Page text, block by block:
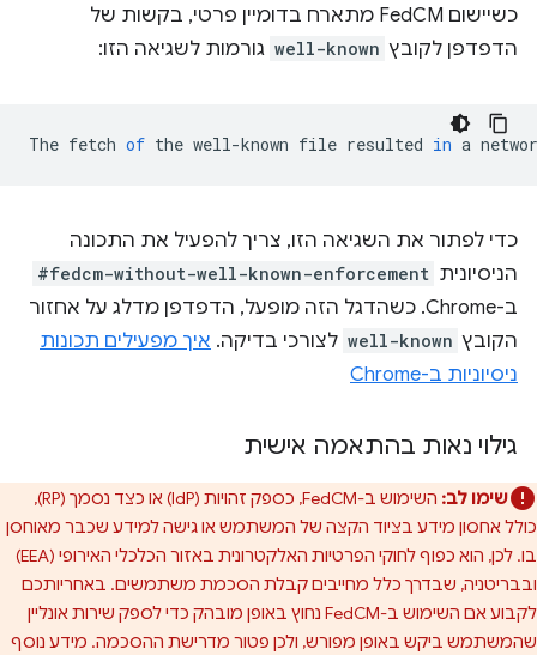
כשיישום FedCM מתארח בדומיין פרטי, בקשות של
הדפדפן לקובץ well-known גורמות לשגיאה הזו:
The fetch of the well-known file resulted in a
כדי לפתור את השגיאה הזו, צריך להפעיל את התכונה
הניסיונית #fedcm-without-well-known-enforcement
ב-Chrome. כשהדגל הזה מופעל, הדפדפן מדלג על אחזור
הקובץ well-known לצורכי בדיקה. איך מפעילים תכונות
ניסיוניות ב-Chrome
גילוי נאות בהתאמה אישית
שימו לב:
השימוש ב-FedCM, כספק זהויות (IdP) או כצד נסמך (RP),
כולל אחסון מידע בציוד הקצה של המשתמש או גישה למידע שכבר מאוחסן
בו. לכן, הוא כפוף לחוקי הפרטיות האלקטרונית באזור הכלכלי האירופי (EEA)
ובבריטניה, שבדרך כלל מחייבים קבלת הסכמת משתמשים. באחריותכם
לקבוע אם השימוש ב-FedCM נחוץ באופן מובהק כדי לספק שירות אונליין
שהמשתמש ביקש באופן מפורש, ולכן פטור מדרישת ההסכמה. מידע נוסף